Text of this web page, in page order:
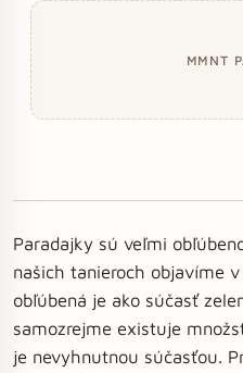
MMNT
Paradajky sú veľmi
našich tanieroch objavíme
obľúbená je ako súčasť
samozrejme existuje
je nevyhnutnou súčasťou.